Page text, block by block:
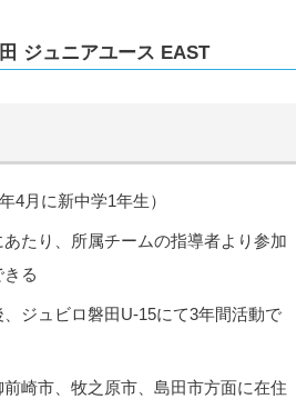
ジュニアユース EAST
4月に新中学1年生）
たり、所属チームの指導者より参加
る
ジュビロ磐田U-15にて3年間活動で
崎市、牧之原市、島田市方面に在住